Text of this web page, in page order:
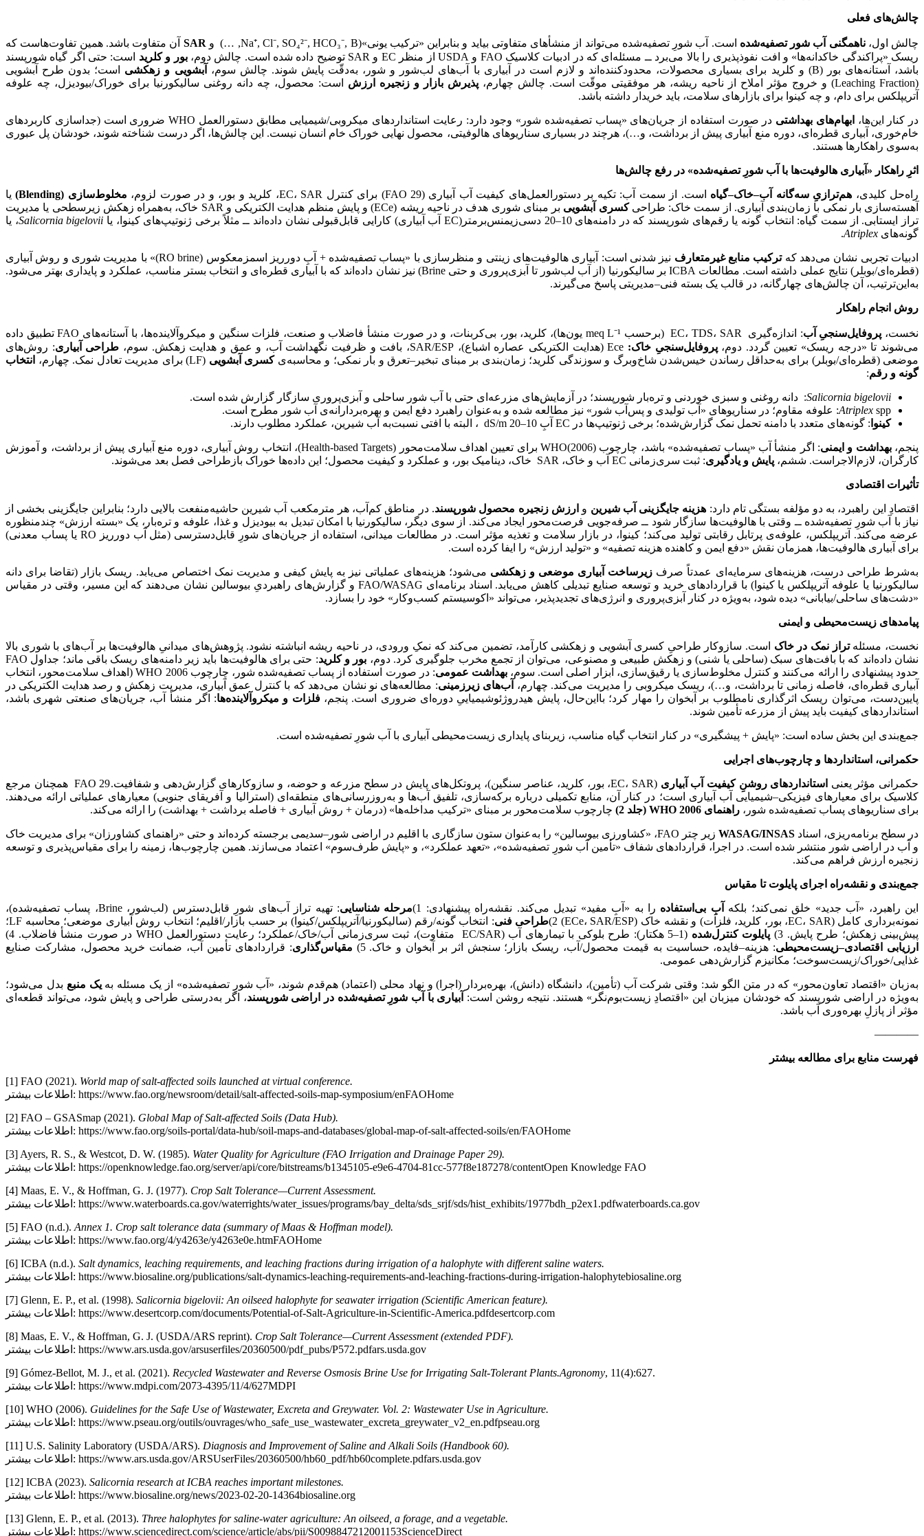
چالش‌های فعلی
چالش اول،ناهمگنی آب شور تصفیه‌شده است. آب شورِ تصفیه‌شده می‌تواند از منشأهای متفاوتی بیاید و بنابراین «ترکیب یونی»(Na⁺, Cl⁻, SO₄²⁻, HCO₃⁻, B, …) و SAR آن متفاوت باشد. همین تفاوت‌هاست که
ریسک «پراکندگی خاکدانه‌ها» و افت نفوذپذیری را بالا می‌برد ــ مسئله‌ای که در ادبیات کلاسیک FAO و USDA از منظر EC و SAR توضیح داده شده است. چالش دوم،
بور و کلرید است: حتی اگر گیاه شورپسند
باشد، آستانه‌های بور (B) و کلرید برای بسیاری محصولات، محدودکننده‌اند و لازم است در آبیاری با آب‌های لب‌شور و شور، به‌دقّت پایش شوند. چالش سوم،
آبشویی و زهکشی است؛ بدون طرح آبشویی
(Leaching Fraction) و خروج مؤثر املاح از ناحیه ریشه، هر موفقیتی موقّت است. چالش چهارم،
پذیرش بازار و زنجیره ارزش است: محصول، چه دانه روغنی سالیکورنیا برای خوراک/بیودیزل، چه علوفه
آتریپلکس برای دام، و چه کینوا برای بازارهای سلامت، باید خریدار داشته باشد.
در کنار این‌ها، ابهام‌های بهداشتی
در صورت استفاده از جریان‌های «پساب تصفیه‌شده شور» وجود دارد: رعایت استانداردهای میکروبی/شیمیایی مطابق دستورالعمل WHO ضروری است (جداسازی کاربردهای
خام‌خوری، آبیاری قطره‌ای، دوره منع آبیاری پیش از برداشت، و…)، هرچند در بسیاری سناریوهای هالوفیتی، محصول نهایی خوراک خام انسان نیست. این چالش‌ها، اگر درست شناخته شوند، خودشان پل عبوری
به‌سوی راهکارها هستند.
اثرِ راهکار «آبیاری هالوفیت‌ها با آب شورِ تصفیه‌شده» در رفع چالش‌ها
راه‌حل کلیدی، هم‌ترازیِ سه‌گانه آب–خاک–گیاه است. از سمت آب: تکیه بر دستورالعمل‌های کیفیت آب آبیاری (FAO 29) برای کنترل EC، SAR، کلرید و بور، و در صورت لزوم، مخلوط‌سازی (Blending)
یا
آهسته‌سازی بار نمکی با زمان‌بندی آبیاری. از سمت خاک: طراحیکسری آبشویی
بر مبنای شوری هدف در ناحیه ریشه (ECe) و پایش منظم هدایت الکتریکی و SAR خاک، به‌همراه زهکش زیرسطحی یا مدیریت
تراز ایستابی. از سمت گیاه: انتخاب گونه یا رقم‌های شورپسند که در دامنه‌های 10–20 دسی‌زیمنس‌برمتر(EC آب آبیاری) کارایی قابل‌قبولی نشان داده‌اند ــ مثلاً برخی ژنوتیپ‌های کینوا، یا
Salicornia bigelovii، یا
گونه‌های Atriplex
.
ادبیات تجربی نشان می‌دهد کهترکیب منابع غیرمتعارف
نیز شدنی است: آبیاری هالوفیت‌های زینتی و منظرسازی با «پساب تصفیه‌شده + آبِ دورریز اسمزمعکوس (RO brine)» با مدیریت شوری و روش آبیاری
(قطره‌ای/بوبلر) نتایج عملی داشته است. مطالعات ICBA بر سالیکورنیا (از آب لب‌شور تا آبزی‌پروری و حتی Brine) نیز نشان داده‌اند که با آبیاری قطره‌ای و انتخاب بستر مناسب، عملکرد و پایداری بهتر می‌شود.
به‌این‌ترتیب، آن چالش‌های چهارگانه، در قالب یک بسته فنی–مدیریتی پاسخ می‌گیرند.
روش انجام راهکار
نخست، پروفایل‌سنجیِ آب
: اندازه‌گیری EC، TDS، SAR (برحسب meq L⁻¹ یون‌ها)، کلرید، بور، بی‌کربنات، و در صورت منشأ فاضلاب و صنعت، فلزات سنگین و میکروآلاینده‌ها، با آستانه‌های FAO تطبیق داده
می‌شوند تا «درجه ریسک» تعیین گردد. دوم،پروفایل‌سنجیِ خاک: Ece (هدایت الکتریکی عصاره اشباع)، SAR/ESP، بافت و ظرفیت نگهداشت آب، و عمق و هدایت زهکش. سوم، طراحی آبیاری: روش‌های
موضعی (قطره‌ای/بوبلر) برای به‌حداقل رساندن خیس‌شدن شاخ‌وبرگ و سوزندگی کلرید؛ زمان‌بندی بر مبنای تبخیر–تعرق و بار نمکی؛ و محاسبه‌یکسری آبشویی (LF) برای مدیریت تعادل نمک. چهارم،
انتخاب
گونه و رقم:
Salicornia bigelovii: دانه روغنی و سبزی خوردنی و تره‌بار شورپسند؛ در آزمایش‌های مزرعه‌ای حتی با آب شور ساحلی و آبزی‌پروری سازگار گزارش شده است.
Atriplex spp: علوفه مقاوم؛ در سناریوهای «آب تولیدی و پس‌آب شور» نیز مطالعه شده و به‌عنوان راهبرد دفع ایمن و بهره‌بردارانه‌ی آب شور مطرح است.
کینوا : گونه‌های متعدد با دامنه تحمل نمک گزارش‌شده؛ برخی ژنوتیپ‌ها در EC آبِ 10–20 dS/m ، البته با افتی نسبت‌به آب شیرین، عملکرد مطلوب دارند.
پنجم،بهداشت و ایمنی
: اگر منشأ آب «پساب تصفیه‌شده» باشد، چارچوب WHO(2006) برای تعیین اهداف سلامت‌محور (Health-based Targets)، انتخاب روش آبیاری، دوره منع آبیاری پیش از برداشت، و آموزش
کارگران، لازم‌الاجراست. ششم، پایش و یادگیری: ثبت سری‌زمانی EC آب و خاک، SAR خاک، دینامیک بور، و عملکرد و کیفیت محصول؛ این داده‌ها خوراک بازطراحی فصل بعد می‌شوند.
تأثیرات اقتصادی
اقتصادِ این راهبرد، به دو مؤلفه بستگی تام دارد: هزینه جایگزینی آب شیرین و ارزش زنجیره محصول شورپسند. در مناطق کم‌آب، هر مترمکعب آب شیرین حاشیه‌منفعت بالایی دارد؛ بنابراین جایگزینی بخشی از
نیاز با آب شورِ تصفیه‌شده ــ وقتی با هالوفیت‌ها سازگار شود ــ صرفه‌جویی فرصت‌محور ایجاد می‌کند. از سوی دیگر، سالیکورنیا با امکان تبدیل به بیودیزل و غذا، علوفه و تره‌بار، یک «بسته ارزش» چندمنظوره
عرضه می‌کند. آتریپلکس، علوفه‌ی پرتابل رقابتی تولید می‌کند؛ کینوا، در بازار سلامت و تغذیه مؤثر است. در مطالعات میدانی، استفاده از جریان‌های شورِ قابل‌دسترسی (مثل آب دورریز RO یا پساب معدنی)
برای آبیاری هالوفیت‌ها، همزمان نقش «دفع ایمن و کاهنده هزینه تصفیه» و «تولید ارزش» را ایفا کرده است.
به‌شرط طراحی درست، هزینه‌های سرمایه‌ای عمدتاً صرف زیرساخت آبیاری موضعی و زهکشی می‌شود؛ هزینه‌های عملیاتی نیز به پایش کیفی و مدیریت نمک اختصاص می‌یابد. ریسک بازار (تقاضا برای دانه
سالیکورنیا یا علوفه آتریپلکس یا کینوا) با قراردادهای خرید و توسعه صنایع تبدیلی کاهش می‌یابد. اسناد برنامه‌ای FAO/WASAG و گزارش‌های راهبردیِ بیوسالین نشان می‌دهند که این مسیر، وقتی در مقیاس
«دشت‌های ساحلی/بیابانی» دیده شود، به‌ویژه در کنار آبزی‌پروری و انرژی‌های تجدیدپذیر، می‌تواند «اکوسیستم کسب‌وکار» خود را بسازد.
پیامدهای زیست‌محیطی و ایمنی
نخست، مسئلهتراز نمک در خاک است. سازوکار طراحیِ کسری آبشویی و زهکشی کارآمد، تضمین می‌کند که نمکِ ورودی، در ناحیه ریشه انباشته نشود. پژوهش‌های میدانیِ هالوفیت‌ها بر آب‌های با شوری بالا
نشان داده‌اند که با بافت‌های سبک (ساحلی یا شنی) و زهکش طبیعی و مصنوعی، می‌توان از تجمع مخرب جلوگیری کرد. دوم، بور و کلرید
: حتی برای هالوفیت‌ها باید زیر دامنه‌های ریسک باقی ماند؛ جداول FAO
حدود پیشنهادی را ارائه می‌کنند و کنترل مخلوط‌سازی یا رقیق‌سازی، ابزار اصلی است. سوم، بهداشت عمومی
: در صورت استفاده از پساب تصفیه‌شده شور، چارچوب WHO 2006 (اهداف سلامت‌محور، انتخاب
آبیاری قطره‌ای، فاصله زمانی تا برداشت، و…)، ریسک میکروبی را مدیریت می‌کند. چهارم، آب‌های زیرزمینی: مطالعه‌های نو نشان می‌دهد که با کنترل عمق آبیاری، مدیریت زهکش و رصد هدایت الکتریکی در
پایین‌دست، می‌توان ریسک اثرگذاری نامطلوب بر آبخوان را مهار کرد؛ بااین‌حال، پایش هیدروژئوشیمیاییِ دوره‌ای ضروری است. پنجم،فلزات و میکروآلاینده‌ها: اگر منشأ آب، جریان‌های صنعتی شهری باشد،
استانداردهای کیفیت باید پیش از مزرعه تأمین شوند.
جمع‌بندی این بخش ساده است: «پایش + پیشگیری» در کنار انتخاب گیاه مناسب، زیربنای پایداری زیست‌محیطی آبیاری با آب شورِ تصفیه‌شده است.
حکمرانی، استانداردها و چارچوب‌های اجرایی
حکمرانی مؤثر یعنی استانداردهای روشنِ کیفیت آب آبیاری
(EC، SAR، بور، کلرید، عناصر سنگین)، پروتکل‌های پایش در سطح مزرعه و حوضه، و سازوکارهای گزارش‌دهی و شفافیت.FAO 29 همچنان مرجع
کلاسیک برای معیارهای فیزیکی–شیمیایی آب آبیاری است؛ در کنار آن، منابع تکمیلی درباره برکه‌سازی، تلفیق آب‌ها و به‌روزرسانی‌های منطقه‌ای (استرالیا و آفریقای جنوبی) معیارهای عملیاتی ارائه می‌دهند.
برای سناریوهای پساب تصفیه‌شده شور، راهنمای 2006 (جلد 2) چارچوب سلامت‌محور بر مبنای «ترکیب مداخله‌ها» (درمان + روش آبیاری + فاصله برداشت + بهداشت) را ارائه می‌کند.
در سطح برنامه‌ریزی، اسنادWASAG/INSAS
زیر چتر FAO، «کشاورزی بیوسالین» را به‌عنوان ستون سازگاری با اقلیم در اراضی شور–سدیمی برجسته کرده‌اند و حتی «راهنمای کشاورزان» برای مدیریت خاک
و آب در اراضی شور منتشر شده است. در اجرا، قراردادهای شفاف «تأمین آب شورِ تصفیه‌شده»، «تعهد عملکرد»، و «پایش طرف‌سوم» اعتماد می‌سازند. همین چارچوب‌ها، زمینه را برای مقیاس‌پذیری و توسعه
زنجیره ارزش فراهم می‌کند.
جمع‌بندی و نقشه‌راه اجرای پایلوت تا مقیاس
این راهبرد، «آب جدید» خلق نمی‌کند؛ بلکه آبِ بی‌استفاده را به «آبِ مفید» تبدیل می‌کند. نقشه‌راه پیشنهادی: 1) مرحله شناسایی
: تهیه تراز آب‌های شورِ قابل‌دسترس (لب‌شور، Brine، پساب تصفیه‌شده)،
نمونه‌برداری کامل (EC، SAR، بور، کلرید، فلزات) و نقشه خاک (ECe، SAR/ESP) 2)
طراحی فنی
: انتخاب گونه/رقم (سالیکورنیا/آتریپلکس/کینوا) بر حسب بازار/اقلیم؛ انتخاب روش آبیاری موضعی؛ محاسبه LF؛
پیش‌بینی زهکش؛ طرح پایش. 3)
پایلوت کنترل‌شده (1–5 هکتار): طرح بلوکی با تیمارهای آب (EC/SAR متفاوت)، ثبت سری‌زمانی آب/خاک/عملکرد؛ رعایت دستورالعمل WHO در صورت منشأ فاضلاب. 4)
ارزیابی اقتصادی–زیست‌محیطی: هزینه‌–فایده، حساسیت به قیمت محصول/آب، ریسک بازار؛ سنجش اثر بر آبخوان و خاک. 5) مقیاس‌گذاری: قراردادهای تأمین آب، ضمانت خرید محصول، مشارکت صنایع
غذایی/خوراک/زیست‌سوخت؛ مکانیزم گزارش‌دهی عمومی.
به‌زبان «اقتصاد تعاون‌محور» که در متن الگو شد: وقتی شرکت آب (تأمین)، دانشگاه (دانش)، بهره‌بردار (اجرا) و نهاد محلی (اعتماد) هم‌قدم شوند، «آب شورِ تصفیه‌شده» از یک مسئله بهیک منبع بدل می‌شود؛
به‌ویژه در اراضی شورپسند که خودشان میزبان این «اقتصادِ زیست‌بوم‌نگر» هستند. نتیجه روشن است: آبیاری با آب شورِ تصفیه‌شده در اراضی شورپسند، اگر به‌درستی طراحی و پایش شود، می‌تواند قطعه‌ای
مؤثر از پازلِ بهره‌وری آب باشد.
————
فهرست منابع برای مطالعه بیشتر
[1] FAO (2021). World map of salt-affected soils launched at virtual conference.
اطلاعات بیشتر: https://www.fao.org/newsroom/detail/salt-affected-soils-map-symposium/enFAOHome
[2] FAO – GSASmap (2021). Global Map of Salt-affected Soils (Data Hub).
اطلاعات بیشتر: https://www.fao.org/soils-portal/data-hub/soil-maps-and-databases/global-map-of-salt-affected-soils/en/FAOHome
[3] Ayers, R. S., & Westcot, D. W. (1985). Water Quality for Agriculture (FAO Irrigation and Drainage Paper 29).
اطلاعات بیشتر: https://openknowledge.fao.org/server/api/core/bitstreams/b1345105-e9e6-4704-81cc-577f8e187278/contentOpen Knowledge FAO
[4] Maas, E. V., & Hoffman, G. J. (1977). Crop Salt Tolerance—Current Assessment.
اطلاعات بیشتر: https://www.waterboards.ca.gov/waterrights/water_issues/programs/bay_delta/sds_srjf/sds/hist_exhibits/1977bdh_p2ex1.pdfwaterboards.ca.gov
[5] FAO (n.d.). Annex 1. Crop salt tolerance data (summary of Maas & Hoffman model).
اطلاعات بیشتر: https://www.fao.org/4/y4263e/y4263e0e.htmFAOHome
[6] ICBA (n.d.). Salt dynamics, leaching requirements, and leaching fractions during irrigation of a halophyte with different saline waters.
اطلاعات بیشتر: https://www.biosaline.org/publications/salt-dynamics-leaching-requirements-and-leaching-fractions-during-irrigation-halophytebiosaline.org
[7] Glenn, E. P., et al. (1998). Salicornia bigelovii: An oilseed halophyte for seawater irrigation (Scientific American feature).
اطلاعات بیشتر: https://www.desertcorp.com/documents/Potential-of-Salt-Agriculture-in-Scientific-America.pdfdesertcorp.com
[8] Maas, E. V., & Hoffman, G. J. (USDA/ARS reprint). Crop Salt Tolerance—Current Assessment (extended PDF).
اطلاعات بیشتر: https://www.ars.usda.gov/arsuserfiles/20360500/pdf_pubs/P572.pdfars.usda.gov
[9] Gómez-Bellot, M. J., et al. (2021). Recycled Wastewater and Reverse Osmosis Brine Use for Irrigating Salt-Tolerant Plants.Agronomy, 11(4):627.
اطلاعات بیشتر: https://www.mdpi.com/2073-4395/11/4/627MDPI
[10] WHO (2006). Guidelines for the Safe Use of Wastewater, Excreta and Greywater. Vol. 2: Wastewater Use in Agriculture.
اطلاعات بیشتر: https://www.pseau.org/outils/ouvrages/who_safe_use_wastewater_excreta_greywater_v2_en.pdfpseau.org
[11] U.S. Salinity Laboratory (USDA/ARS). Diagnosis and Improvement of Saline and Alkali Soils (Handbook 60).
اطلاعات بیشتر: https://www.ars.usda.gov/ARSUserFiles/20360500/hb60_pdf/hb60complete.pdfars.usda.gov
[12] ICBA (2023). Salicornia research at ICBA reaches important milestones.
اطلاعات بیشتر: https://www.biosaline.org/news/2023-02-20-14364biosaline.org
[13] Glenn, E. P., et al. (2013). Three halophytes for saline-water agriculture: An oilseed, a forage, and a vegetable.
اطلاعات بیشتر: https://www.sciencedirect.com/science/article/abs/pii/S0098847212001153ScienceDirect